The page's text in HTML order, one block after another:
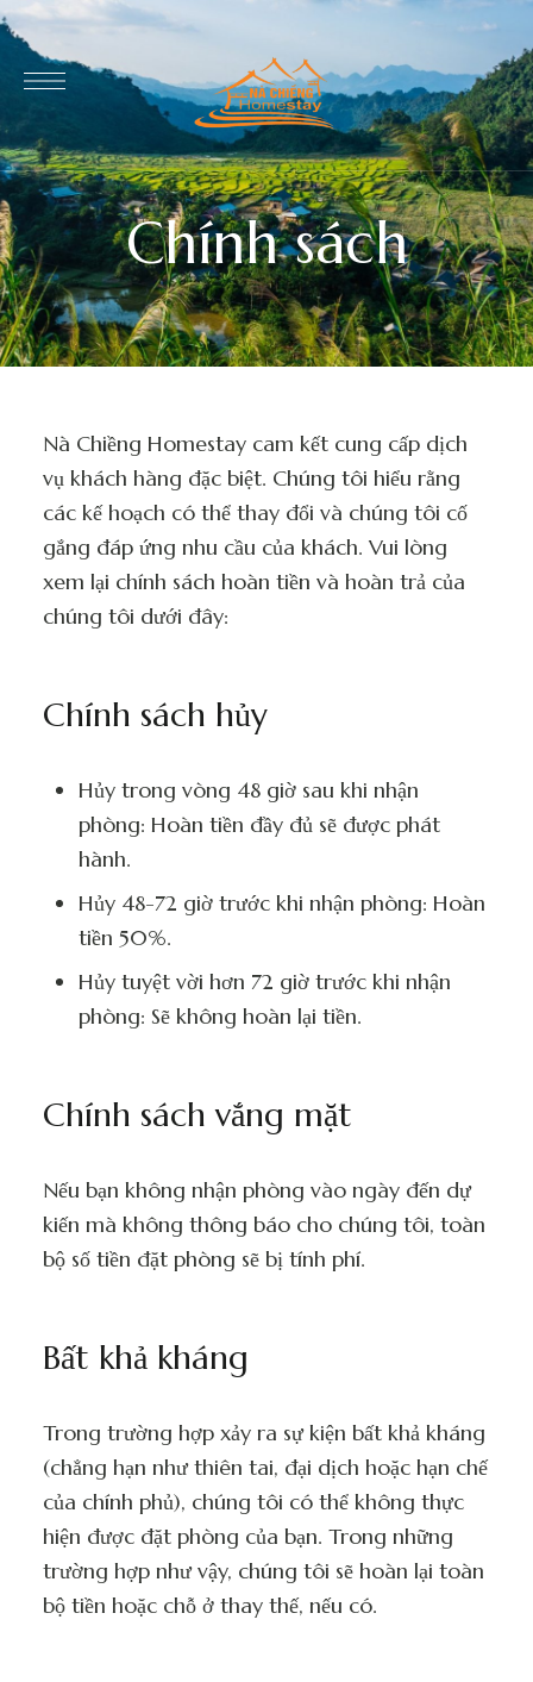
Chính sách
Nà Chiềng Homestay cam kết cung cấp dịch
vụ khách hàng đặc biệt. Chúng tôi hiểu rằng
các kế hoạch có thể thay đổi và chúng tôi cố
gắng đáp ứng nhu cầu của khách. Vui lòng
xem lại chính sách hoàn tiền và hoàn trả của
chúng tôi dưới đây:
Chính sách hủy
Hủy trong vòng 48 giờ sau khi nhận
phòng: Hoàn tiền đầy đủ sẽ được phát
hành.
Hủy 48-72 giờ trước khi nhận phòng: Hoàn
tiền 50%.
Hủy tuyệt vời hơn 72 giờ trước khi nhận
phòng: Sẽ không hoàn lại tiền.
Chính sách vắng mặt
Nếu bạn không nhận phòng vào ngày đến dự
kiến mà không thông báo cho chúng tôi, toàn
bộ số tiền đặt phòng sẽ bị tính phí.
Bất khả kháng
Trong trường hợp xảy ra sự kiện bất khả kháng
(chẳng hạn như thiên tai, đại dịch hoặc hạn chế
của chính phủ), chúng tôi có thể không thực
hiện được đặt phòng của bạn. Trong những
trường hợp như vậy, chúng tôi sẽ hoàn lại toàn
bộ tiền hoặc chỗ ở thay thế, nếu có.